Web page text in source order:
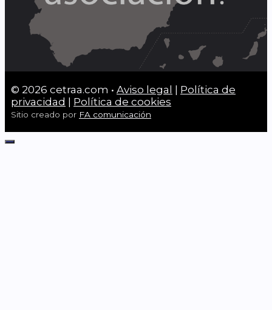
© 2026 cetraa.com • Aviso legal
Política de
privacidad
Política de cookies
Sitio creado por FA comunicación
Cerrar